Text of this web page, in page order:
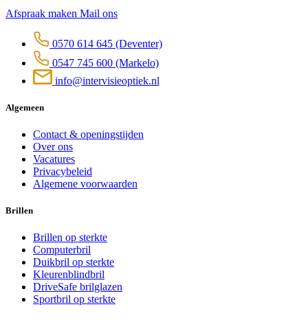
Afspraak maken Mail ons
0570 614 645 (Deventer)
0547 745 600 (Markelo)
info@intervisieoptiek.nl
Algemeen
Contact & openingstijden
Over ons
Vacatures
Privacybeleid
Algemene voorwaarden
Brillen
Brillen op sterkte
Computerbril
Duikbril op sterkte
Kleurenblindbril
DriveSafe brilglazen
Sportbril op sterkte